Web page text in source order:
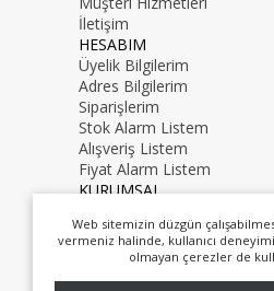
Web sitemizin düzgün
vermeniz halinde, kullanıcı
olmayan çerezler de
İletişim
HESABIM
Üyelik Bilgilerim
Adres Bilgilerim
Siparişlerim
Stok Alarm Listem
Alışveriş Listem
Fiyat Alarm Listem
KURUMSAL
Hakkımızda
0216 000 00 00